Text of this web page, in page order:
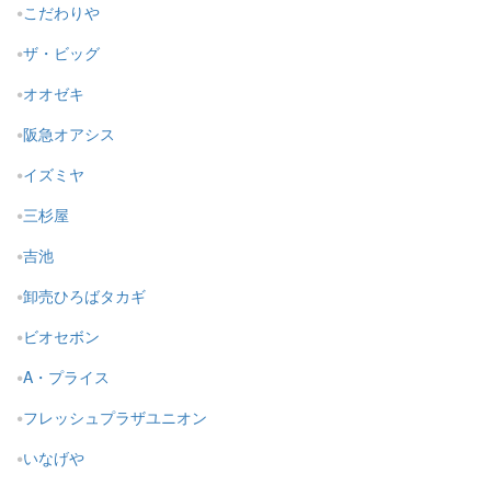
こだわりや
ザ・ビッグ
オオゼキ
阪急オアシス
イズミヤ
三杉屋
吉池
卸売ひろばタカギ
ビオセボン
A・プライス
フレッシュプラザユニオン
いなげや